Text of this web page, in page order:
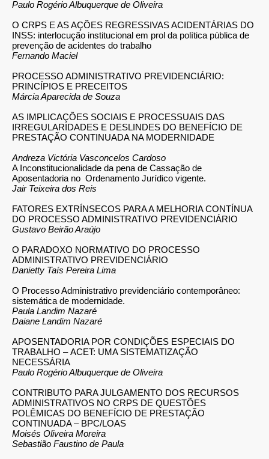
Paulo Rogério Albuquerque de Oliveira
O CRPS E AS AÇÕES REGRESSIVAS ACIDENTÁRIAS DO
INSS: interlocução institucional em prol da política pública de
prevenção de acidentes do trabalho
Fernando Maciel
PROCESSO ADMINISTRATIVO PREVIDENCIÁRIO:
PRINCÍPIOS E PRECEITOS
Márcia Aparecida de Souza
AS IMPLICAÇÕES SOCIAIS E PROCESSUAIS DAS
IRREGULARIDADES E DESLINDES DO BENEFÍCIO DE
PRESTAÇÃO CONTINUADA NA MODERNIDADE
Andreza Victória Vasconcelos Cardoso
A Inconstitucionalidade da pena de Cassação de
Aposentadoria no Ordenamento Jurídico vigente.
Jair Teixeira dos Reis
FATORES EXTRÍNSECOS PARA A MELHORIA CONTÍNUA
DO PROCESSO ADMINISTRATIVO PREVIDENCIÁRIO
Gustavo Beirão Araújo
O PARADOXO NORMATIVO DO PROCESSO
ADMINISTRATIVO PREVIDENCIÁRIO
Danietty Taís Pereira Lima
O Processo Administrativo previdenciário contemporâneo:
sistemática de modernidade.
Paula Landim Nazaré
Daiane Landim Nazaré
APOSENTADORIA POR CONDIÇÕES ESPECIAIS DO
TRABALHO –ACET: UMA SISTEMATIZAÇÃO
NECESSÁRIA
Paulo Rogério Albuquerque de Oliveira
CONTRIBUTO PARA JULGAMENTO DOS RECURSOS
ADMINISTRATIVOS NO CRPS DE QUESTÕES
POLÊMICAS DO BENEFÍCIO DE PRESTAÇÃO
CONTINUADA – BPC/LOAS
Moisés Oliveira Moreira
Sebastião Faustino de Paula